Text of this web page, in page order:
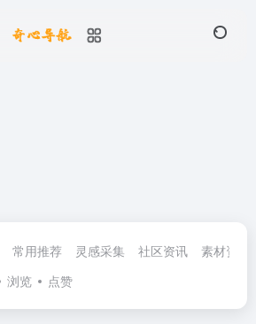
常用推荐 灵感采集 社区资讯
素材资源
浏览 点赞